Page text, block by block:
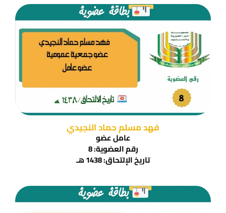
فهد مسلم حماد النجيدي
عامل عضو
رقم العضوية: 8
تاريخ الإلتحاق: 1438 هـ